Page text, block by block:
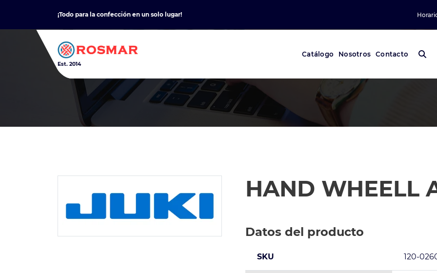
content
¡Todo para la confección en un solo lugar!
Est. 2014
Catálogo Nosotros Contacto
HAND WHEELL
Datos del producto
SKU 120-